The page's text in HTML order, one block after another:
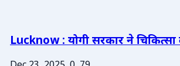
Lucknow : योगी सरकार ने चिकित्सा